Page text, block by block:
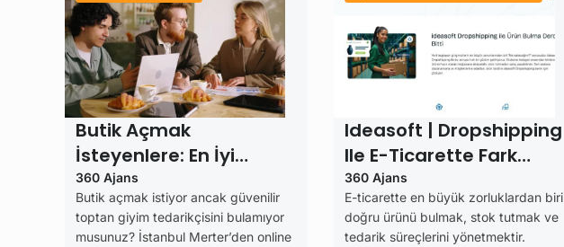
Butik Açmak
İsteyenlere: En İyi
Toptan Giyim
Tedarikçisini Bulma
Rehberi
360 Ajans
Butik açmak istiyor ancak güvenilir
toptan giyim tedarikçisini bulamıyor
musunuz? İstanbul Merter’den online
Ideasoft | Dropshipping
Ile E-Ticarette Fark
Oluştur
360 Ajans
E-ticarette en büyük zorluklardan biri
doğru ürünü bulmak, stok tutmak ve
tedarik süreçlerini yönetmektir.